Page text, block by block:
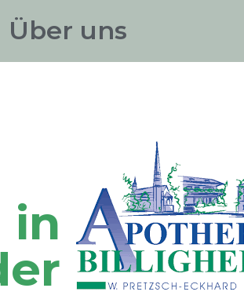
Über uns
in